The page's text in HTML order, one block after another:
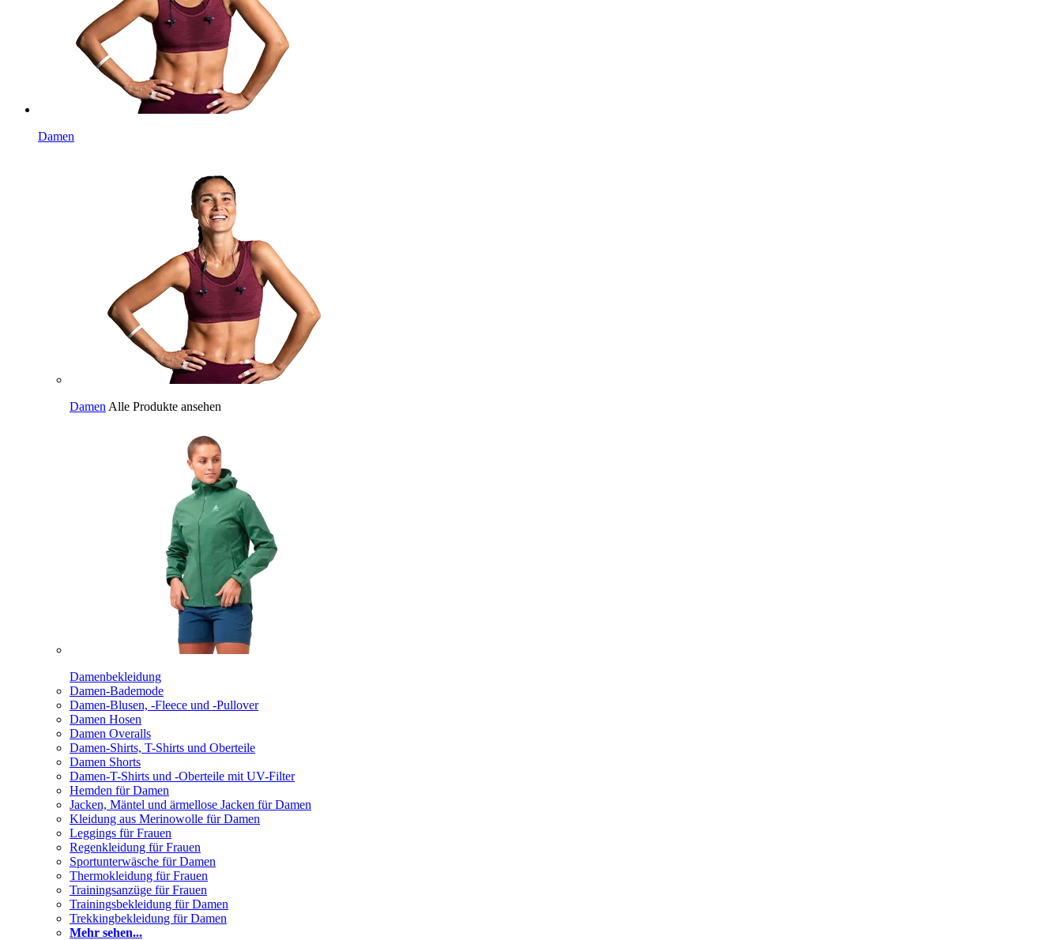
Damen
Damen Alle Produkte ansehen
Damenbekleidung
Damen-Bademode
Damen-Blusen, -Fleece und -Pullover
Damen Hosen
Damen Overalls
Damen-Shirts, T-Shirts und Oberteile
Damen Shorts
Damen-T-Shirts und -Oberteile mit UV-Filter
Hemden für Damen
Jacken, Mäntel und ärmellose Jacken für Damen
Kleidung aus Merinowolle für Damen
Leggings für Frauen
Regenkleidung für Frauen
Sportunterwäsche für Damen
Thermokleidung für Frauen
Trainingsanzüge für Frauen
Trainingsbekleidung für Damen
Trekkingbekleidung für Damen
Mehr sehen...